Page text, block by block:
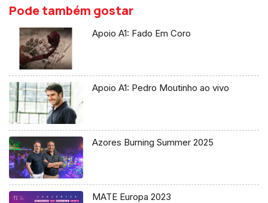
Pode também gostar
Apoio A1: Fado Em Coro
Apoio A1: Pedro Moutinho ao vivo
Azores Burning Summer 2025
MATE Europa 2023